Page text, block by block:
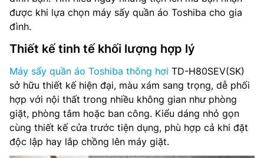
được khi lựa chọn máy sấy quần áo Toshiba cho gia
đình.
Thiết kế tinh tế khối lượng hợp lý
Máy sấy quần áo Toshiba thông hơi TD-H80SEV(SK)
sở hữu thiết kế hiện đại, màu xám sang trọng, dễ phối
hợp với nội thất trong nhiều không gian như phòng
giặt, phòng tắm hoặc ban công. Kiểu dáng nhỏ gọn
cùng thiết kế cửa trước tiện dụng, phù hợp cả khi đặt
độc lập hay lắp chồng lên máy giặt.